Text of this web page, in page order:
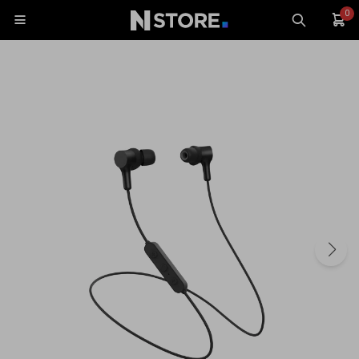
0

Celulares
Tablets
Wearables
Accesorios
Gaming